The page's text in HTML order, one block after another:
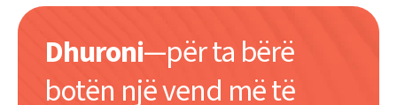
Dhuroni—për ta bërë
botën një vend më të